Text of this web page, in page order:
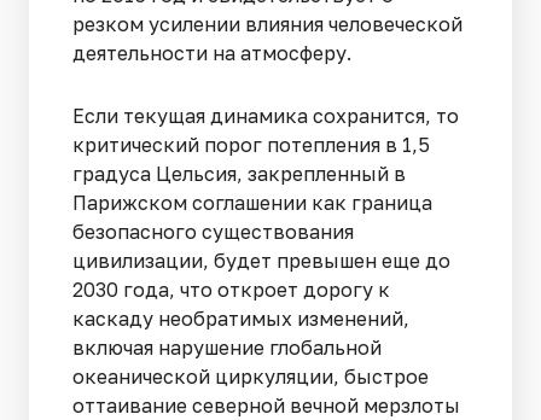
резком усилении влияния человеческой
деятельности на атмосферу.
Если текущая динамика сохранится, то
критический порог потепления в 1,5
градуса Цельсия, закрепленный в
Парижском соглашении как граница
безопасного существования
цивилизации, будет превышен еще до
2030 года, что откроет дорогу к
каскаду необратимых изменений,
включая нарушение глобальной
океанической циркуляции, быстрое
оттаивание северной вечной мерзлоты